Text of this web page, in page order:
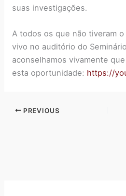
suas investigações.
A todos os que não tiveram
vivo no auditório do
aconselhamos vivamente
esta oportunidade: https://
PREVIOUS